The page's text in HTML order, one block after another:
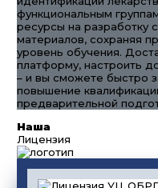
функциональным
ресурсы на разработку
материалов, сохраняя
уровень обучения.
платформу, настроить
– и вы сможете быстро
повышение
предварительной
Наша
Лицензия